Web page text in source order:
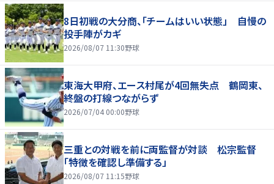
8日初戦の大分商、「チームはいい状態」 自慢の
投手陣がカギ
2026/08/07 11:30野球
東海大甲府、エース村尾が4回無失点 鶴岡東、
終盤の打線つながらず
2026/07/04 00:00野球
三重との対戦を前に両監督が対談 松宗監督
「特徴を確認し準備する」
2026/08/07 11:15野球